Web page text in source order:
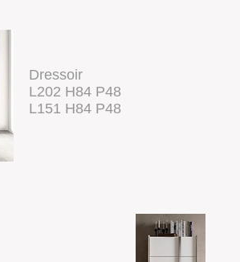
Dressoir
L202 H84 P48
L151 H84 P48